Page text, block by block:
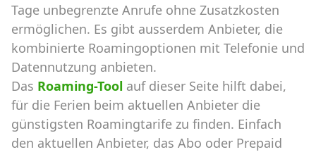
Tage unbegrenzte Anrufe ohne Zusatzkosten
ermöglichen. Es gibt ausserdem Anbieter, die
kombinierte Roamingoptionen mit Telefonie und
Datennutzung anbieten.
Das Roaming-Tool auf dieser Seite hilft dabei,
für die Ferien beim aktuellen Anbieter die
günstigsten Roamingtarife zu finden. Einfach
den aktuellen Anbieter, das Abo oder Prepaid